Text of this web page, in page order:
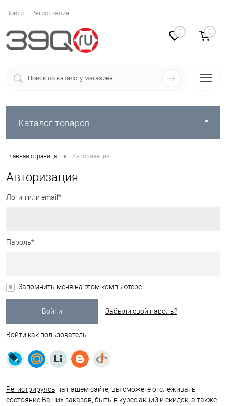
Войти Регистрация
0 0
Каталог товаров
Главная страница • Авторизация
Авторизация
Логин или email*
Пароль*
Запомнить меня на этом компьютере
Забыли свой пароль?
Войти как пользователь
Регистрируясь на нашем сайте, вы сможете отслеживать
состояние Ваших заказов, быть в курсе акций и скидок, а также